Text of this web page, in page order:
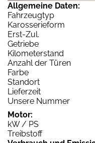
Allgemeine Daten:
Fahrzeugtyp
Karosserieform
Erst-Zul.
Getriebe
Kilometerstand
Anzahl der Türen
Farbe
Standort
Lieferzeit
Unsere Nummer
Motor:
kW / PS
Treibstoff